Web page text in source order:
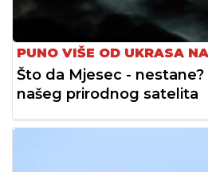
PUNO VIŠE OD UKRASA
Što da Mjesec -
našeg prirodnog satelita